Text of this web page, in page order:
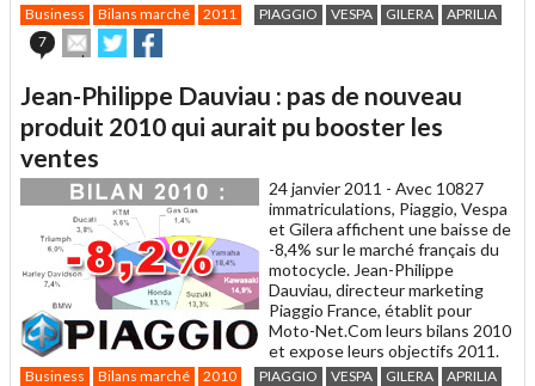
Business Bilans marché 2011 PIAGGIO VESPA GILERA
APRILIA
7
Envoyer
cet
à
un
ami
Partager
sur sur
Jean-Philippe Dauviau : pas de nouveau
produit 2010 qui aurait pu booster les
ventes
24 janvier 2011 - Avec 10827
immatriculations, Piaggio, Vespa
et Gilera affichent une baisse de
-8,4% sur le marché français du
motocycle. Jean-Philippe
Dauviau, directeur marketing
Piaggio France, établit pour
Moto-Net.Com leurs bilans 2010
et expose leurs objectifs 2011.
Business Bilans marché 2010 PIAGGIO VESPA GILERA
APRILIA